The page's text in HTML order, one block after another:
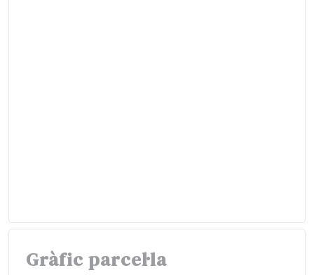
Gràfic parcel·la